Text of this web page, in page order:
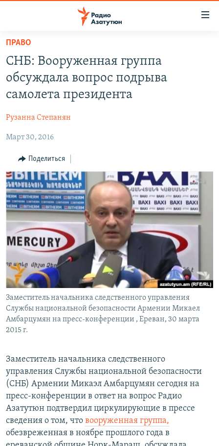
Перейти
основному
содержанию
Перейти
основной
навигации
Перейти
поиску
НОВОСТИ
ПОЛИТИКА
ЭКОНОМИКА
РЕГИОН
НАГОРНЫЙ КАРАБАХ
КУЛЬТУРА
СПОРТ
АРХИВ
Հայերեն
English
Русский
Все сайты Радио Азатутюн
ПРАВО
СНБ: Вооруженная группа
обсуждала вопрос подрыва
самолета президента
Рузанна Степанян
Март 30, 2016
Поделиться
Заместитель начальника следственного управления
Службы национальной безопасности Армении Микаел
Амбарцумян на пресс-конференции , Ереван, 30 марта
2015 г.
Заместитель начальника следственного
управления Службы национальной безопасности
(СНБ) Армении Микаэл Амбарцумян сегодня на
пресс-конференции в ответ на вопрос Радио
Азатутюн подтвердил циркулирующие в прессе
сведения о том, что вооруженная группа,
обезвреженная в ноябре прошлого года в